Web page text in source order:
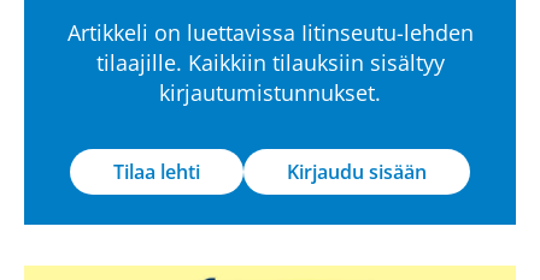
Artikkeli on luettavissa Iitinseutu-lehden
tilaajille. Kaikkiin tilauksiin sisältyy
kirjautumistunnukset.
Tilaa lehti Kirjaudu sisään